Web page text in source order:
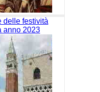
delle festività
anno 2023